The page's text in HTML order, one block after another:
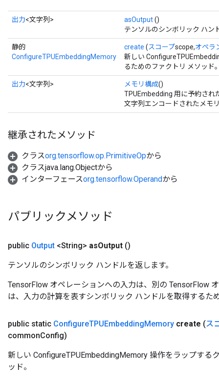
出力<文字列> asOutput()
テンソルのシンボリック ハン
静的
ConfigureTPUEmbeddingMemory
create (スコープscope,オペラ
新しい
るためのファクトリ メソッド
出力<文字列> メモリ構成()
TPUEmbedding 用に予約され
文字列エンコードされたメモ
継承されたメソッド
クラスorg.tensorflow.op.PrimitiveOpから
クラスjava.lang.Objectから
インターフェースorg.tensorflow.Operandから
パブリックメソッド
public Output <String> asOutput ()
テンソルのシンボリック ハンドルを返します。
TensorFlow オペレーションへの入力は、別の TensorFlow
は、入力の計算を表すシンボリック ハンドルを取得するた
public static ConfigureTPUEmbeddingMemory create (ス
commonConfig)
新しい ConfigureTPUEmbeddingMemory 操作をラップする
ッド。